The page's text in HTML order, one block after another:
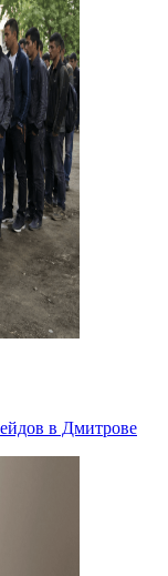
в Дмитрове